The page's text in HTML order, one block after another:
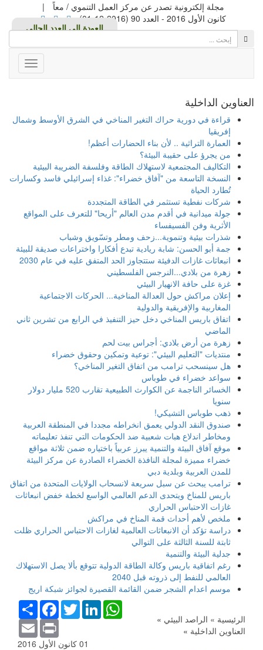
مجلة إلكترونية تصدر عن مركز العمل التنموي / معاً
|
كانون الأول 2016 - العدد 90 (2016-12-01)
Toggle
العناوين الداخلية
قراءة في دورية حراك التغير المناخي في الشرق الأوسط وشمال
إفريقيا
العمارة التراثية .. لأن بناء الحضارات أعظم!
من يجرؤ على حقيبة البيئة؟
التكاليف المجتمعية لاستهلاك الطاقة وفلسفة الضريبة البيئية
النسخة التاسعة من "آفاق خضراء": غذاء إسرائيلي فاسد وكسارات
تُطارد الحياة
شركات نفطية تستثمر في الطاقة المتجددة
جولة ميدانية في أقدم مدن العالم "أريحا" للتعرف على المواقع
الأثرية وفن الفسيفساء
شذرات بيئية وتنموية...زحف ومطر وتسّويق وشباب
جمة أبو الحسن: شابة ريادية تبدع أفكارا واختراعات صديقة للبيئة
انبعاثات غازات الدفيئة ستتجاوز الحد المتفق عليه في عام 2030
زهرة من بلادي...النرجس الفلسطيني
غزة على حافة الانهيار البيئي
إعلان مراكش حول العدالة المناخية... الحركات الاجتماعية
المغاربية والإفريقية والدولية
اتفاق باريس المناخي دخل حيز التنفيذ في الرابع من تشرين ثاني
الماضي
زهرة من أرض بلادي: أجراس بيت لحم
منتديات "التعليم البيئي": توعية وتمكين وحقوق خضراء
هل سينسحب ترامب من اتفاق التغير المناخي؟
سواعد خضراء في طوباس
الخسائر الناجمة عن الكوارث الطبيعية تقارب 520 مليار دولار
سنويا
ذهب طوباس التشيكي!
صندوق النقد الدولي يعمق انخراطه مجددا في المنطقة العربية
ومخاطر اندلاع هبات شعبية ضد الحكومات التي تنفذ تعليماته
موقع آفاق البيئة والتنمية يبرز عربياً باختياره ضمن ثلاثة مواقع
خضراء مميزة لمجلة النافذة الخضراء الصادرة عن مركز البيئة
للمدن العربية وبلدية دبي
ترامب يبحث عن سبل سريعة لانسحاب الولايات المتحدة من اتفاق
باريس للمناخ ويتحدى الدعم العالمي الواسع لخطة خفض انبعاثات
غازات الاحتباس الحراري
ملخص لأهم أحداث قمة المناخ في مراكش
دراسة تؤكد أن الانبعاثات العالمية لغازات الاحتباس الحراري ظلت
ثابتة للسنة الثالثة على التوالي
جدلية البيئة والتنمية
رغم اتفاقية باريس وكالة الطاقة الدولية تتوقع بألا يصل الاستهلاك
العالمي للنفط إلى ذروته قبل 2040
موسم اعدام الشجر ضمن القائمة القصيرة لجوائز شبكة اريج
الرئيسية » الراصد البيئي »
العناوين الداخلية »
انشر
FacebookTwitterLinkedInWhatsApp
Email Print
01 كانون الأول 2016